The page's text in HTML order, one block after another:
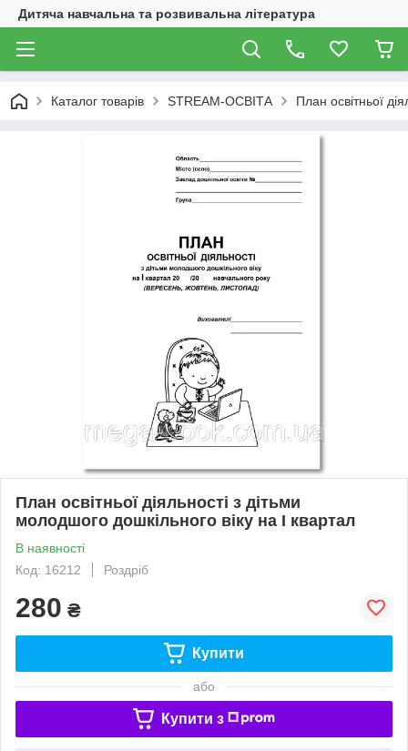
Дитяча навчальна та розвивальна література
Каталог товарів STREAM-ОСВІТА План освітньої
План освітньої діяльності з дітьми
молодшого дошкільного віку на І квартал
В наявності
Код: 16212
Роздріб
280 ₴
Купити
або
Купити з